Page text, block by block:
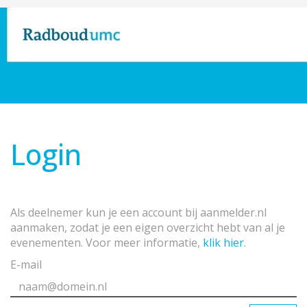
Login
Als deelnemer kun je een account bij aanmelder.nl
aanmaken, zodat je een eigen overzicht hebt van al je
evenementen. Voor meer informatie, klik hier.
E-mail